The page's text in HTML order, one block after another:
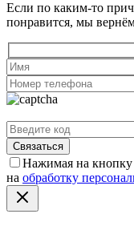
Если по каким-то
понравится, мы
Нажимая на кнопку
на обработку